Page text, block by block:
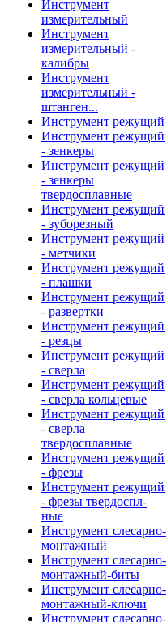
Инструмент
измерительный
Инструмент
измерительный -
калибры
Инструмент
измерительный -
штанген...
Инструмент режущий
Инструмент режущий
- зенкеры
Инструмент режущий
- зенкеры
твердосплавные
Инструмент режущий
- зуборезный
Инструмент режущий
- метчики
Инструмент режущий
- плашки
Инструмент режущий
- развертки
Инструмент режущий
- резцы
Инструмент режущий
- сверла
Инструмент режущий
- сверла кольцевые
Инструмент режущий
- сверла
твердосплавные
Инструмент режущий
- фрезы
Инструмент режущий
- фрезы твердоспл-
ные
Инструмент слесарно-
монтажный
Инструмент слесарно-
монтажный-биты
Инструмент слесарно-
монтажный-ключи
Инструмент слесарно-